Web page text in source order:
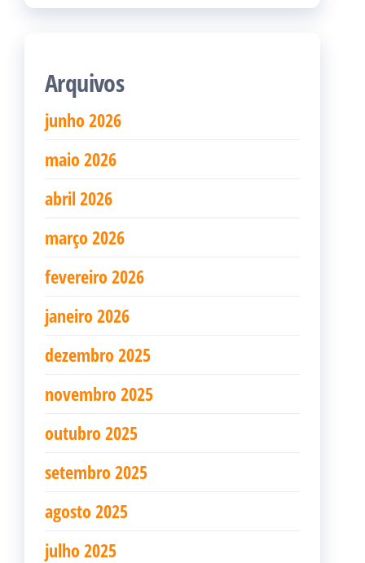
Arquivos
junho 2026
maio 2026
abril 2026
março 2026
fevereiro 2026
janeiro 2026
dezembro 2025
novembro 2025
outubro 2025
setembro 2025
agosto 2025
julho 2025